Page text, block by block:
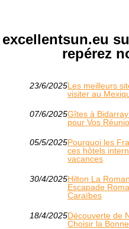
excellentsun.eu
repérez
23/6/2025Les meilleurs
visiter au
07/6/2025Gîtes à
pour Vos
05/5/2025Pourquoi les
ces hôtels
vacances
30/4/2025Hilton La
Escapade
Caraïbes
18/4/2025Découverte de
Choisir la